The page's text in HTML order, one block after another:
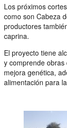
Los próximos
como son Cabeza
productores
caprina.
El proyecto tiene
y comprende
mejora genética,
alimentación para